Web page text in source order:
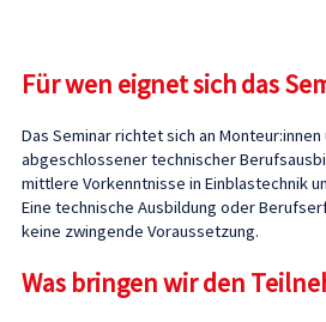
Für wen eignet sich das
Das Seminar richtet sich an
abgeschlossener technischer
mittlere Vorkenntnisse in Einblastechnik
Eine technische Ausbildung oder
keine zwingende Voraussetzung.
Was bringen wir den